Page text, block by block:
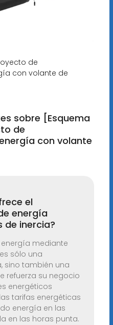
de
con volante de
sobre [Esquema
de
con volante
el
energía
de inercia?
mediante
sólo una
sino también una
refuerza su negocio
energéticos
tarifas energéticas
energía en las
en las horas punta.